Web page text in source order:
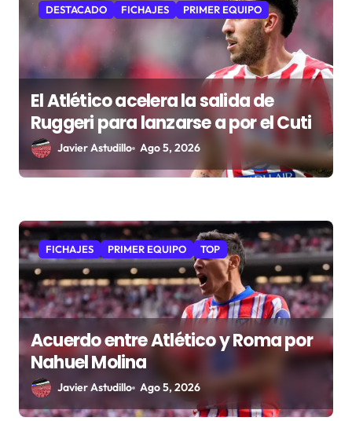
DESTACADO FICHAJES PRIMER EQUIPO
El Atlético acelera la salida de
Ruggeri para lanzarse a por el Cuti
Javier Astudillo Ago 5, 2026
FICHAJES PRIMER EQUIPO TOP
Acuerdo entre Atlético y Roma por
Nahuel Molina
Javier Astudillo Ago 5, 2026